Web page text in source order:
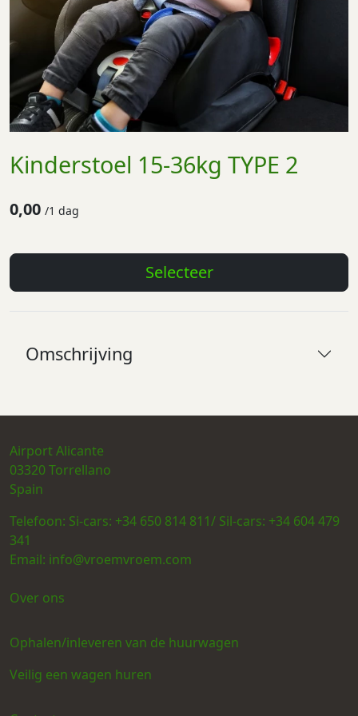
Kinderstoel 15-36kg TYPE 2
0,00 /1 dag
Selecteer
Omschrijving
Airport Alicante
03320Torrellano
Spain
Telefoon: Si-cars: +34 650 814 811/ Sil-cars: +34 604 479
341
Email: info@vroemvroem.com
Over ons
Ophalen/inleveren van de huurwagen
Veilig een wagen huren